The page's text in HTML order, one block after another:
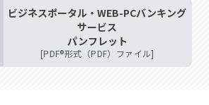
ビジネスポータル・WEB-PCバンキング
サービス
パンフレット
[PDF®形式（PDF）ファイル]